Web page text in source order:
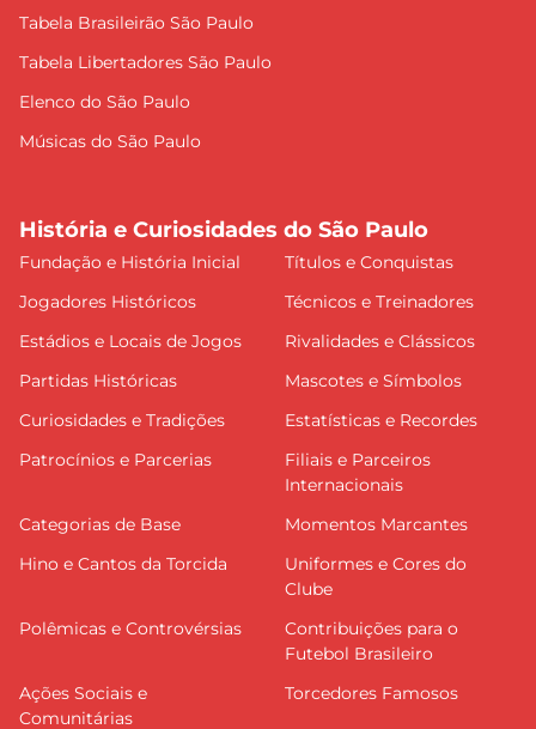
Tabela Brasileirão São Paulo
Tabela Libertadores São Paulo
Elenco do São Paulo
Músicas do São Paulo
História e Curiosidades do São Paulo
Fundação e História Inicial
Títulos e Conquistas
Jogadores Históricos
Técnicos e Treinadores
Estádios e Locais de Jogos
Rivalidades e Clássicos
Partidas Históricas
Mascotes e Símbolos
Curiosidades e Tradições
Estatísticas e Recordes
Patrocínios e Parcerias
Filiais e Parceiros
Internacionais
Categorias de Base
Momentos Marcantes
Hino e Cantos da Torcida
Uniformes e Cores do
Clube
Polêmicas e Controvérsias
Contribuições para o
Futebol Brasileiro
Ações Sociais e
Comunitárias
Torcedores Famosos